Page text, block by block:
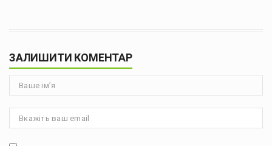
ЗАЛИШИТИ КОМЕНТАР